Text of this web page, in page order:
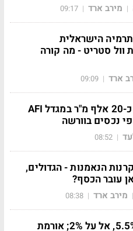
| מירב ארד |
09:17
הישראלית
סטריט - מה קורה
ארד |
09:09
PwC תשכור כ-20 אלף מ"ר במגדל AFI
|
08:52
הנאמנות - הגדולים,
עובר הכסף?
| מירב ארד |
08:38
תאת יורדת 5.5%, אל על 2%; אורמת